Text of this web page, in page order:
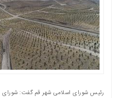
رئیس شورای اسلامی شهر قم گفت: شورای